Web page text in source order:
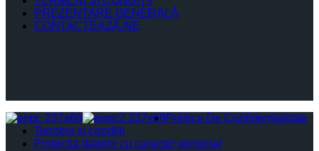
PREZENTARE GENERALĂ
CONTACTEAZĂ-NE
Politica De Confidențialitate
Termeni și condiții
Protectia datelor cu caracter personal